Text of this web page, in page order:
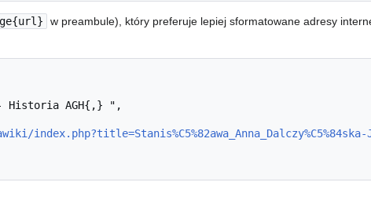
w preambule), który preferuje lepiej sformatowane adresy